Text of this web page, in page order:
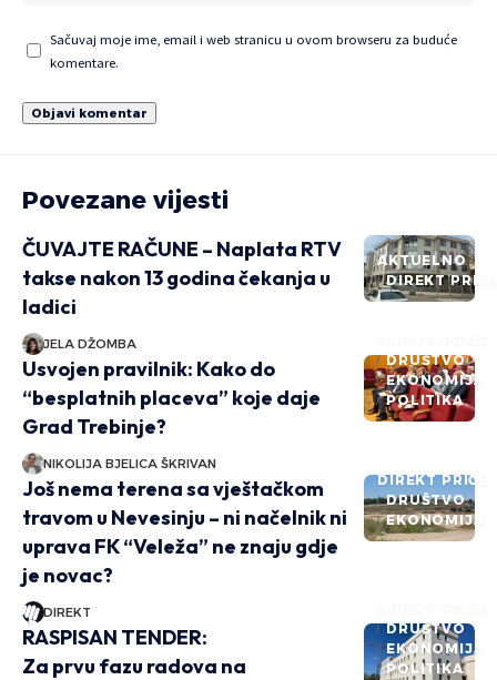
Sačuvaj moje ime, email i web stranicu u ovom browseru za buduće
komentare.
Povezane vijesti
AKTUELNO
DIREKT PRIČE
ČUVAJTE RAČUNE – Naplata RTV
takse nakon 13 godina čekanja u
ladici
JELA DŽOMBA
DRUŠTVO
EKONOMIJA
POLITIKA
Usvojen pravilnik: Kako do
“besplatnih placeva” koje daje
Grad Trebinje?
NIKOLIJA BJELICA ŠKRIVAN
DIREKT PRIČE
DRUŠTVO
EKONOMIJA
Još nema terena sa vještačkom
travom u Nevesinju – ni načelnik ni
uprava FK “Veleža” ne znaju gdje
je novac?
DIREKT
DRUŠTVO
EKONOMIJA
POLITIKA
RASPISAN TENDER:
Za prvu fazu radova na